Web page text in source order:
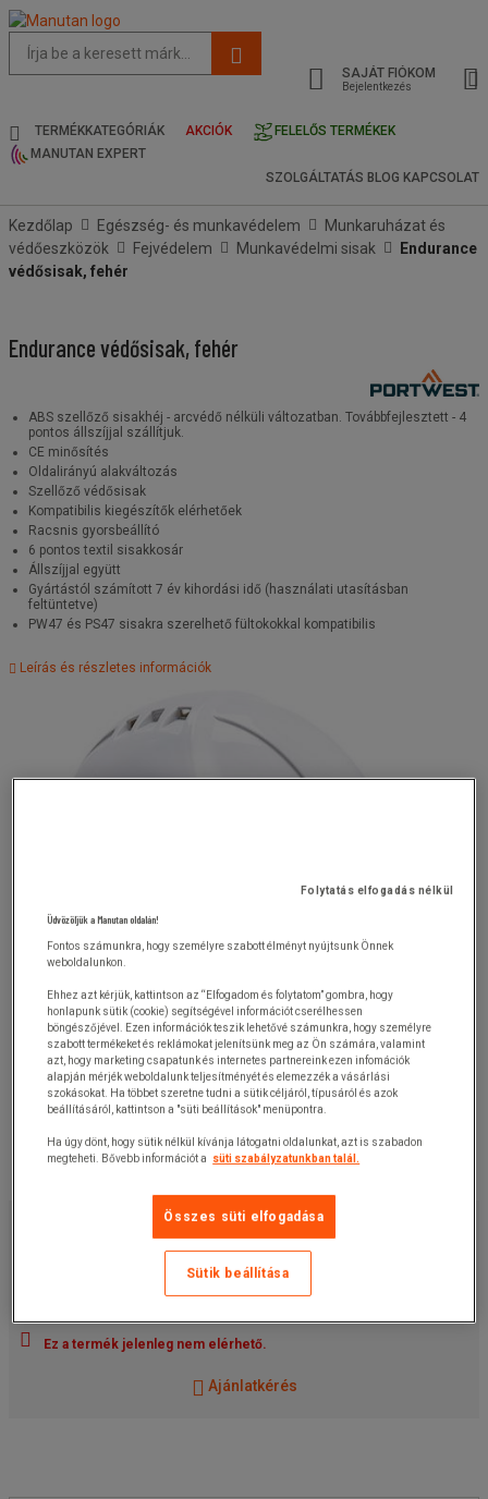
oldal
és
keresési
SAJÁT FIÓKOM
Bejelentkezés
TERMÉKKATEGÓRIÁK AKCIÓK
FELELŐS TERMÉKEK
MANUTAN EXPERT
SZOLGÁLTATÁS BLOG KAPCSOLAT
Kezdőlap Egészség- és munkavédelem
Munkaruházat és
védőeszközök
Fejvédelem Munkavédelmi sisak
Endurance
védősisak, fehér
Endurance védősisak, fehér
ABS szellőző sisakhéj - arcvédő nélküli változatban. Továbbfejlesztett - 4
pontos állszíjjal szállítjuk.
CE minősítés
Oldalirányú alakváltozás
Szellőző védősisak
Kompatibilis kiegészítők elérhetőek
Racsnis gyorsbeállító
6 pontos textil sisakkosár
Állszíjjal együtt
Gyártástól számított 7 év kihordási idő (használati utasításban
feltüntetve)
PW47 és PS47 sisakra szerelhető fültokokkal kompatibilis
Leírás és részletes információk
6 140,00 Ft+ÁFA
Ez a termék jelenleg nem elérhető.
Ajánlatkérés
Folytatás elfogadás nélkül
Üdvözöljük a Manutan oldalán!
Fontos számunkra, hogy személyre szabott élményt nyújtsunk Önnek
weboldalunkon.
Ehhez azt kérjük, kattintson az “Elfogadom és folytatom” gombra, hogy
honlapunk sütik (cookie) segítségével információt cserélhessen
böngészőjével. Ezen információk teszik lehetővé számunkra, hogy személyre
szabott termékeket és reklámokat jelenítsünk meg az Ön számára, valamint
azt, hogy marketing csapatunk és internetes partnereink ezen infomációk
alapján mérjék weboldalunk teljesítményét és elemezzék a vásárlási
szokásokat. Ha többet szeretne tudni a sütik céljáról, típusáról és azok
beállításáról, kattintson a "süti beállítások" menüpontra.
Ha úgy dönt, hogy sütik nélkül kívánja látogatni oldalunkat, azt is szabadon
megteheti. Bővebb információt a
süti szabályzatunkban talál.
Összes süti elfogadása
Sütik beállítása